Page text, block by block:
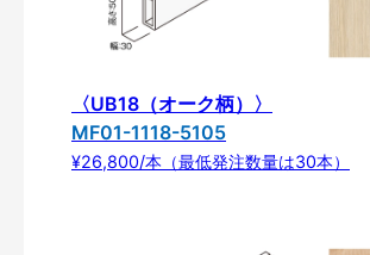
〈UB18（オーク柄）〉
MF01-1118-5105
¥26,800/本（最低発注数量は30本）